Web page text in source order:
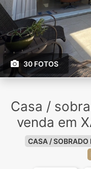
30 FOTOS
Casa /
venda em
CASA /